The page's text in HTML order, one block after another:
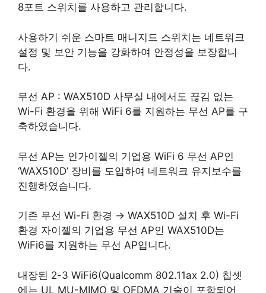
8포트 스위치를 사용하고 관리합니다.
사용하기 쉬운 스마트 매니지드 스위치는 네트워크
설정 및 보안 기능을 강화하여 안정성을 보장합니
다.
무선 AP : WAX510D 사무실 내에서도 끊김 없는
Wi-Fi 환경을 위해 WiFi 6를 지원하는 무선 AP를 구
축하였습니다.
무선 AP는 인가이젤의 기업용 WiFi 6 무선 AP인
‘WAX510D’ 장비를 도입하여 네트워크 유지보수를
진행하였습니다.
기존 무선 Wi-Fi 환경 → WAX510D 설치 후 Wi-Fi
환경 자이젤의 기업용 무선 AP인 WAX510D는
WiFi6를 지원하는 무선 AP입니다.
내장된 2-3 WiFi6(Qualcomm 802.11ax 2.0) 칩셋
에는 UL MU-MIMO 및 OFDMA 기술이 포함되어